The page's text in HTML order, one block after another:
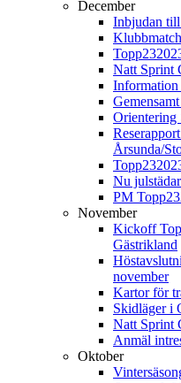
December
Inbjudan
Natt Sprint
Orientering
Årsunda/
Nu
PM
November
Kickoff
Gästrikland
november
Kartor för
Skidläger i
Natt Sprint
Anmäl
Oktober